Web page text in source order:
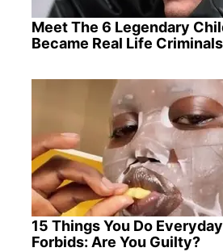
Meet The 6 Legendary
Became Real Life Criminals
15 Things You Do
Forbids: Are You Guilty?